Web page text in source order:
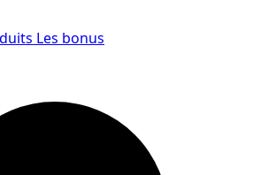
Les bonus